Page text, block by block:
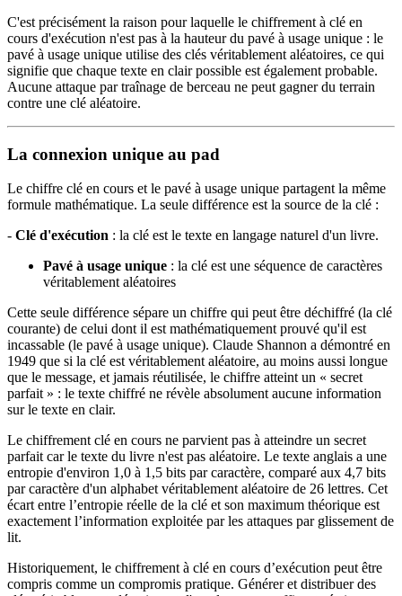
C'est précisément la raison pour laquelle le chiffrement à clé en
cours d'exécution n'est pas à la hauteur du pavé à usage unique : le
pavé à usage unique utilise des clés véritablement aléatoires, ce qui
signifie que chaque texte en clair possible est également probable.
Aucune attaque par traînage de berceau ne peut gagner du terrain
contre une clé aléatoire.
La connexion unique au pad
Le chiffre clé en cours et le pavé à usage unique partagent la même
formule mathématique. La seule différence est la source de la clé :
- Clé d'exécution : la clé est le texte en langage naturel d'un livre.
Pavé à usage unique : la clé est une séquence de caractères
véritablement aléatoires
Cette seule différence sépare un chiffre qui peut être déchiffré (la clé
courante) de celui dont il est mathématiquement prouvé qu'il est
incassable (le pavé à usage unique). Claude Shannon a démontré en
1949 que si la clé est véritablement aléatoire, au moins aussi longue
que le message, et jamais réutilisée, le chiffre atteint un « secret
parfait » : le texte chiffré ne révèle absolument aucune information
sur le texte en clair.
Le chiffrement clé en cours ne parvient pas à atteindre un secret
parfait car le texte du livre n'est pas aléatoire. Le texte anglais a une
entropie d'environ 1,0 à 1,5 bits par caractère, comparé aux 4,7 bits
par caractère d'un alphabet véritablement aléatoire de 26 lettres. Cet
écart entre l’entropie réelle de la clé et son maximum théorique est
exactement l’information exploitée par les attaques par glissement de
lit.
Historiquement, le chiffrement à clé en cours d’exécution peut être
compris comme un compromis pratique. Générer et distribuer des